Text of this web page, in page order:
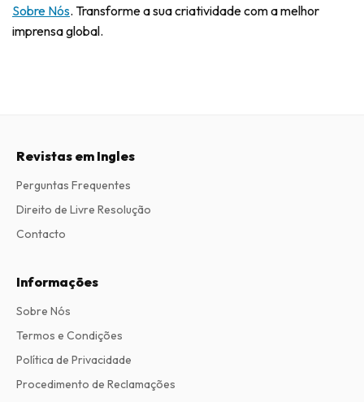
Sobre Nós. Transforme a sua criatividade com a melhor
imprensa global.
Revistas em Ingles
Perguntas Frequentes
Direito de Livre Resolução
Contacto
Informações
Sobre Nós
Termos e Condições
Política de Privacidade
Procedimento de Reclamações